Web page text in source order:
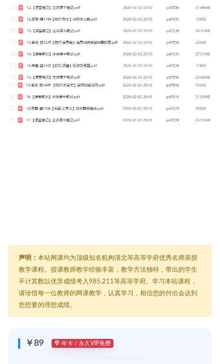
声明： 本站网课均为顶级知名机构清北等高等学府优秀名师亲授
教学课程。授课教师教学经验丰富，教学方法独特，带出的学生
不计其数以优异成绩考入985,211等高等学府。学习本站课程，
请珍惜每一位教师的网课教学，认真学习，相信您的付出会达到
您想要的理想成绩。
￥89 年卡 / 永久VIP免费